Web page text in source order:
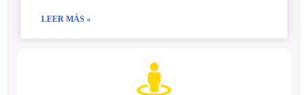
LEER MÁS »